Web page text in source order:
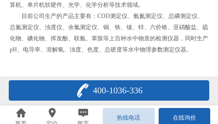
算机、单片机软硬件、光学、化学分析等技术领域。
目前公司生产的产品主要有：COD测定仪、氨氮测定仪、总磷测定仪、
总氮测定仪、浊度仪、余氯测定仪、铜、铁、镍、锌、六价铬、亚硝酸盐、硫
化物、碘化物、挥发酚、联氨、苯胺等上百种水中物质的检测仪器，同时生产
pH、电导率、溶解氧、浊度、色度、总硬度等水中物理参数测定仪器。
400-1036-336
热线电话 在线询价